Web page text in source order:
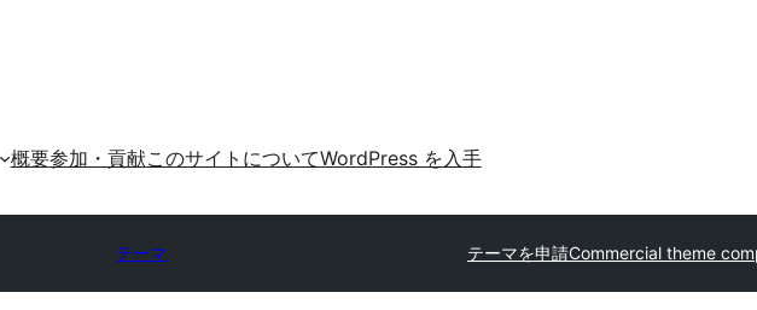
概要参加・貢献このサイトについてWordPress を入手
テーマ テーマを申請Commercial theme